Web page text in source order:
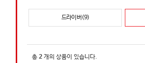
드라이버(9)
총 2 개의 상품이 있습니다.